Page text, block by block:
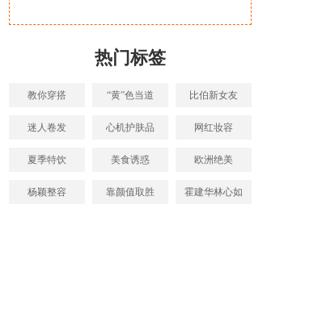
热门标签
教你穿搭 “黄”色当道 比伯新女友
迷人卷发 心机护肤品 网红妆容
夏季特饮 美食诱惑 欧洲绝美
杨颖整容 靠颜值取胜 霍建华林心如